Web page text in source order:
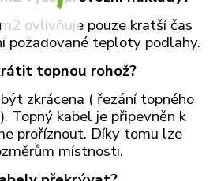
ovlivňuje pouze kratší čas
požadované teploty podlahy.
topnou rohož?
zkrácena ( řezání topného
Topný kabel je připevněn k
proříznout. Díky tomu lze
místnosti.